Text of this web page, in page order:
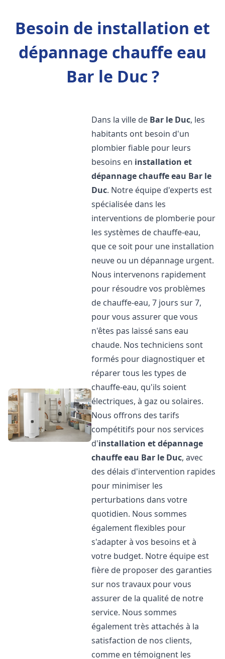
Besoin de installation et
dépannage chauffe eau
Bar le Duc ?
Dans la ville de Bar le Duc, les
habitants ont besoin d'un
plombier fiable pour leurs
besoins en installation et
dépannage chauffe eau Bar le
Duc. Notre équipe d'experts est
spécialisée dans les
interventions de plomberie pour
les systèmes de chauffe-eau,
que ce soit pour une installation
neuve ou un dépannage urgent.
Nous intervenons rapidement
pour résoudre vos problèmes
de chauffe-eau, 7 jours sur 7,
pour vous assurer que vous
n'êtes pas laissé sans eau
chaude. Nos techniciens sont
formés pour diagnostiquer et
réparer tous les types de
chauffe-eau, qu'ils soient
électriques, à gaz ou solaires.
Nous offrons des tarifs
compétitifs pour nos services
d'installation et dépannage
chauffe eau Bar le Duc, avec
des délais d'intervention rapides
pour minimiser les
perturbations dans votre
quotidien. Nous sommes
également flexibles pour
s'adapter à vos besoins et à
votre budget. Notre équipe est
fière de proposer des garanties
sur nos travaux pour vous
assurer de la qualité de notre
service. Nous sommes
également très attachés à la
satisfaction de nos clients,
comme en témoignent les